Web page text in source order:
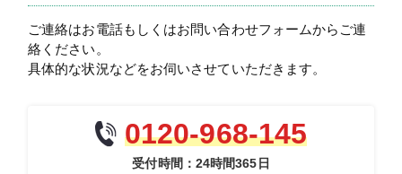
ご連絡はお電話もしくはお問い合わせフォームからご連
絡ください。
具体的な状況などをお伺いさせていただきます。
0120-968-145
受付時間：24時間365日